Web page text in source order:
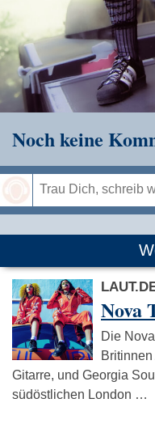
Noch keine
Nova
Die
Gitarre, und Georgia
südöstlichen London …